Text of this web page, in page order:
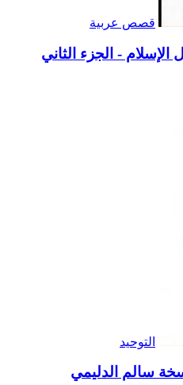
قصص عربية
- الجزء الثاني
التوحيد
سالم الدليمي